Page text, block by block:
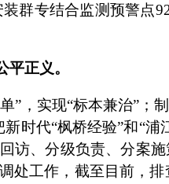
装群专结合监测预警点
正义。
”，实现“标本兼治”；
新时代“枫桥经验”和“浦
访、分级负责、分案施
处工作，截至目前，